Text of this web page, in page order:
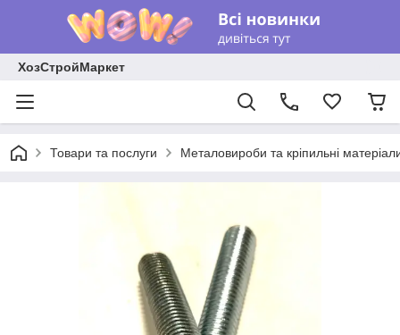
ХозСтройМаркет
Товари та послуги Металовироби та кріпильні